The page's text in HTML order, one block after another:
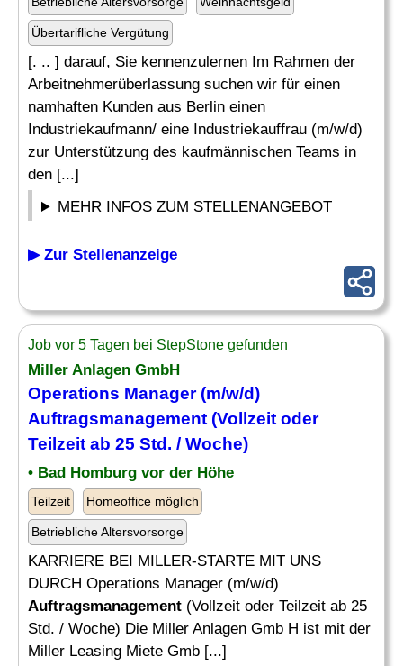
Übertarifliche Vergütung
[. .. ] darauf, Sie kennenzulernen Im Rahmen der
Arbeitnehmerüberlassung suchen wir für einen
namhaften Kunden aus Berlin einen
Industriekaufmann/ eine Industriekauffrau (m/w/d)
zur Unterstützung des kaufmännischen Teams in
den [...]
MEHR INFOS ZUM STELLENANGEBOT
▶ Zur Stellenanzeige
Job vor 5 Tagen bei StepStone gefunden
Miller Anlagen GmbH
Operations Manager (m/w/d)
Auftragsmanagement (Vollzeit oder
Teilzeit ab 25 Std. / Woche)
• Bad Homburg vor der Höhe
Teilzeit Homeoffice möglich
Betriebliche Altersvorsorge
KARRIERE BEI MILLER-STARTE MIT UNS
DURCH Operations Manager (m/w/d)
Auftragsmanagement (Vollzeit oder Teilzeit ab 25
Std. / Woche) Die Miller Anlagen Gmb H ist mit der
Miller Leasing Miete Gmb [...]